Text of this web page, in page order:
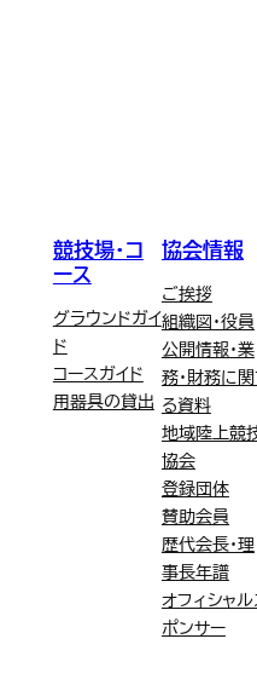
競技場・コ
ース
グラウンドガイ
ド
コースガイド
用器具の貸出
協会情報
ご挨拶
組織図・役員
公開情報・業
務・財務に
る資料
地域陸上競
協会
登録団体
賛助会員
歴代会長・理
事長年譜
オフィシャル
ポンサー